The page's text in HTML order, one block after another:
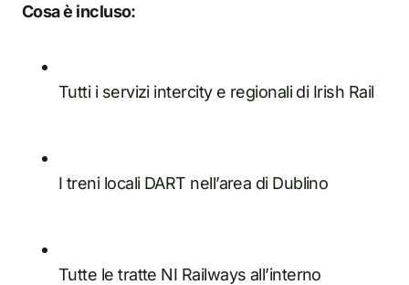
Cosa è incluso:
Tutti i servizi intercity e regionali di Irish Rail
I treni locali DART nell’area di Dublino
Tutte le tratte NI Railways all’interno